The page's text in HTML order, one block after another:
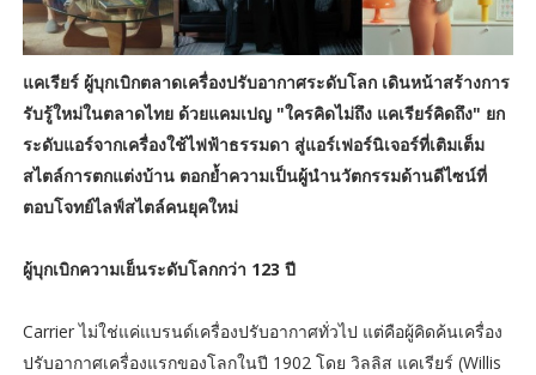
แคเรียร์ ผู้บุกเบิกตลาดเครื่องปรับอากาศระดับโลก เดินหน้าสร้างการ
รับรู้ใหม่ในตลาดไทย ด้วยแคมเปญ "ใครคิดไม่ถึง แคเรียร์คิดถึง" ยก
ระดับแอร์จากเครื่องใช้ไฟฟ้าธรรมดา สู่แอร์เฟอร์นิเจอร์ที่เติมเต็ม
สไตล์การตกแต่งบ้าน ตอกย้ำความเป็นผู้นำนวัตกรรมด้านดีไซน์ที่
ตอบโจทย์ไลฟ์สไตล์คนยุคใหม่
ผู้บุกเบิกความเย็นระดับโลกกว่า 123 ปี
Carrier ไม่ใช่แค่แบรนด์เครื่องปรับอากาศทั่วไป แต่คือผู้คิดค้นเครื่อง
ปรับอากาศเครื่องแรกของโลกในปี 1902 โดย วิลลิส แคเรียร์ (Willis